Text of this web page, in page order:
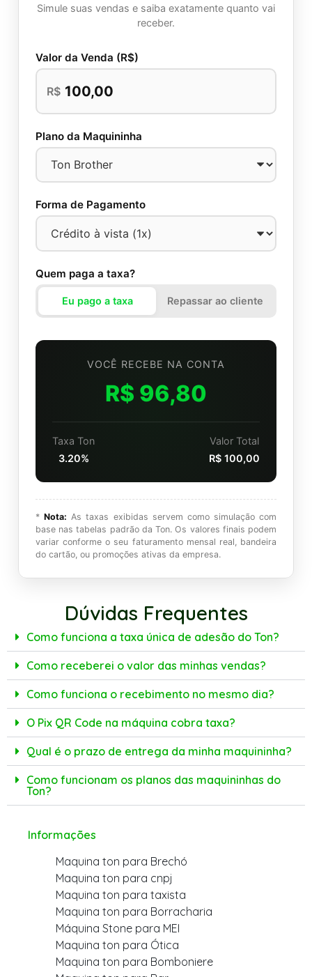
Simule suas vendas e saiba exatamente quanto vai
receber.
Valor da Venda (R$)
R$
Plano da Maquininha
Forma de Pagamento
Quem paga a taxa?
Eu pago a taxa Repassar ao cliente
VOCÊ RECEBE NA CONTA
R$ 96,80
Taxa Ton
3.20%
Valor Total
R$ 100,00
*Nota: As taxas exibidas servem como simulação com
base nas tabelas padrão da Ton. Os valores finais podem
variar conforme o seu faturamento mensal real, bandeira
do cartão, ou promoções ativas da empresa.
Dúvidas Frequentes
Como funciona a taxa única de adesão do Ton?
Como receberei o valor das minhas vendas?
Como funciona o recebimento no mesmo dia?
O Pix QR Code na máquina cobra taxa?
Qual é o prazo de entrega da minha maquininha?
Como funcionam os planos das maquininhas do
Ton?
Informações
Maquina ton para Brechó
Maquina ton para cnpj
Maquina ton para taxista
Maquina ton para Borracharia
Máquina Stone para MEI
Maquina ton para Ótica
Maquina ton para Bomboniere